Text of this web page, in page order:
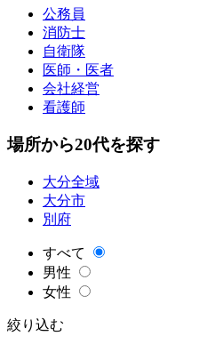
公務員
消防士
自衛隊
医師・医者
会社経営
看護師
場所から20代を探す
大分全域
大分市
別府
すべて
男性
女性
絞り込む